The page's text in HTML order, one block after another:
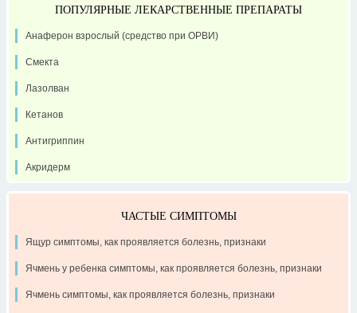
ПОПУЛЯРНЫЕ ЛЕКАРСТВЕННЫЕ ПРЕПАРАТЫ
Анаферон взрослый (средство при ОРВИ)
Смекта
Лазолван
Кетанов
Антигриппин
Акридерм
ЧАСТЫЕ СИМПТОМЫ
Ящур симптомы, как проявляется болезнь, признаки
Ячмень у ребенка симптомы, как проявляется болезнь, признаки
Ячмень симптомы, как проявляется болезнь, признаки